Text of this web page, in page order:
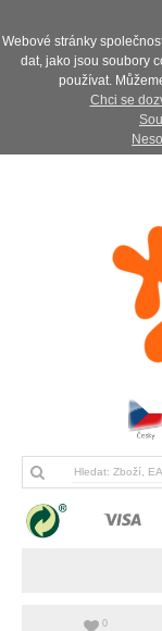
Webové stránky
dat, jako jsou soubory
používat.
Chci se
0